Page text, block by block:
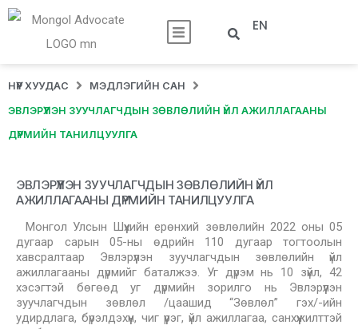
EN
НҮҮР ХУУДАС МЭДЛЭГИЙН САН
ЭВЛЭРҮҮЛЭН ЗУУЧЛАГЧДЫН ЗӨВЛӨЛИЙН ҮЙЛ АЖИЛЛАГААНЫ
ДҮРМИЙН ТАНИЛЦУУЛГА
ЭВЛЭРҮҮЛЭН ЗУУЧЛАГЧДЫН ЗӨВЛӨЛИЙН ҮЙЛ
АЖИЛЛАГААНЫ ДҮРМИЙН ТАНИЛЦУУЛГА
Монгол Улсын Шүүхийн ерөнхий зөвлөлийн 2022 оны 05
дугаар сарын 05-ны өдрийн 110 дугаар тогтоолын
хавсралтаар Эвлэрүүлэн зуучлагчдын зөвлөлийн үйл
ажиллагааны дүрмийг баталжээ. Уг дүрэм нь 10 зүйл, 42
хэсэгтэй бөгөөд уг дүрмийн зорилго нь Эвлэрүүлэн
зуучлагчдын зөвлөл /цаашид “Зөвлөл” гэх/-ийн
удирдлага, бүрэлдэхүүн, чиг үүрэг, үйл ажиллагаа, санхүүжилттэй